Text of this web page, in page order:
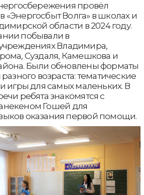
провёл
Волга» в школах и
области в 2024 году.
побывали в
Владимира,
Суздаля, Камешкова и
Были обновлены форматы
возраста: тематические
игры для самых маленьких. В
ребята знакомятся с
Гошей для
оказания первой помощи.